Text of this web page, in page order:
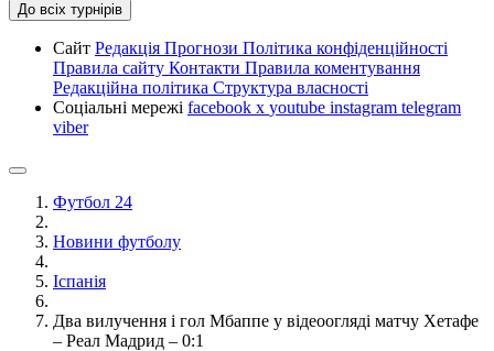
До всіх турнірів
Сайт Редакція Прогнози Політика конфіденційності
Правила сайту Контакти Правила коментування
Редакційна політика Структура власності
Соціальні мережі facebook x youtube instagram telegram
viber
Футбол 24
Новини футболу
Іспанія
Два вилучення і гол Мбаппе у відеоогляді матчу Хетафе
– Реал Мадрид – 0:1